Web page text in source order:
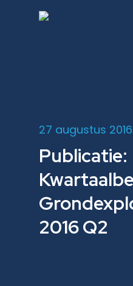
27 augustus 2016
Publicatie:
2016 Q2